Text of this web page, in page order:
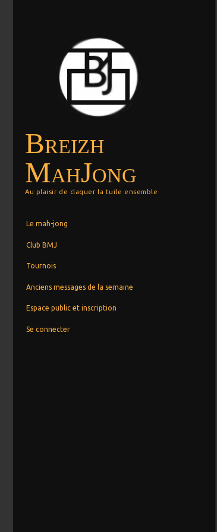
Breizh
MahJong
Au plaisir de claquer la tuile ensemble
Aller au contenu principal
Le mah-jong
Club BMJ
Tournois
Anciens messages de la semaine
Espace public et inscription
Se connecter